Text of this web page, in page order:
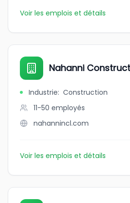
Voir les emplois et détails
Nahanni
Industrie: Construction
11-50 employés
nahannincl.com
Voir les emplois et détails